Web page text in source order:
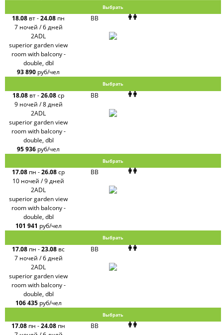
Выбрать
18.08 вт-24.08 пн
7 ночей / 6 дней
BB
2ADL
superior garden view
room with balcony -
double, dbl
93 890 руб/чел
Выбрать
18.08 вт-26.08ср
9 ночей / 8 дней
BB
2ADL
superior garden view
room with balcony -
double, dbl
95 936 руб/чел
Выбрать
17.08 пн -26.08ср
10 ночей / 9 дней
BB
2ADL
superior garden view
room with balcony -
double, dbl
101 941 руб/чел
Выбрать
17.08 пн -23.08 вс
7 ночей / 6 дней
BB
2ADL
superior garden view
room with balcony -
double, dbl
106 435 руб/чел
Выбрать
17.08 пн -24.08 пн
BB